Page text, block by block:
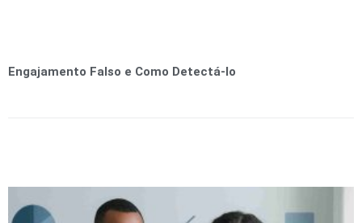
Engajamento Falso e Como Detectá-lo